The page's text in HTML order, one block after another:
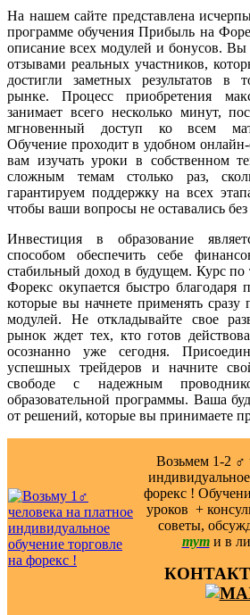
На нашем сайте представлена
программе обучения Прибыль на
описание всех модулей и бонусов. Вы
отзывами реальных участников,
достигли заметных результатов в
рынке. Процесс приобретения
занимает всего несколько минут,
мгновенный доступ ко всем
Обучение проходит в удобном онлайн-
вам изучать уроки в собственном
сложным темам столько раз,
гарантируем поддержку на всех
чтобы ваши вопросы не оставались без
Инвестиция в образование
способом обеспечить себе
стабильный доход в будущем. Курс
Форекс окупается быстро благодаря
которые вы начнете применять сразу
модулей. Не откладывайте свое
рынок ждет тех, кто готов
осознанно уже сегодня.
успешных трейдеров и начните
свободе с надежным
образовательной программы. Ваша
от решений, которые вы принимаете
Возьмем 1-2 ‍♂️
форекс !
уроков ️ +
советы,
тут и в